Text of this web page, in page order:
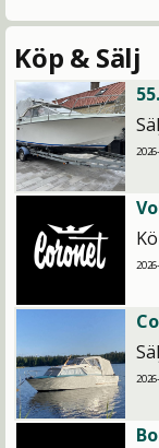
Köp & Sälj